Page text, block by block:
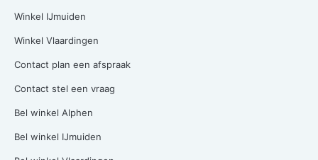
Winkel IJmuiden
Winkel Vlaardingen
Contact plan een afspraak
Contact stel een vraag
Bel winkel Alphen
Bel winkel IJmuiden